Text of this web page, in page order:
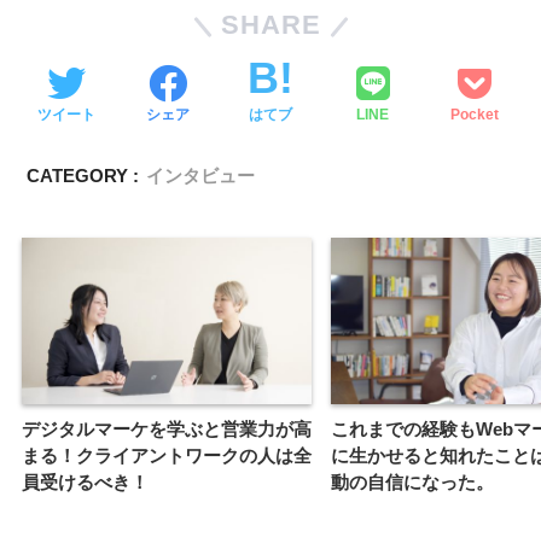
SHARE
ツイート シェア はてブ LINE Pocket
CATEGORY : インタビュー
デジタルマーケを学ぶと営業力が高
まる！クライアントワークの人は全
員受けるべき！
これまでの経験もWebマ
に生かせると知れたこと
動の自信になった。